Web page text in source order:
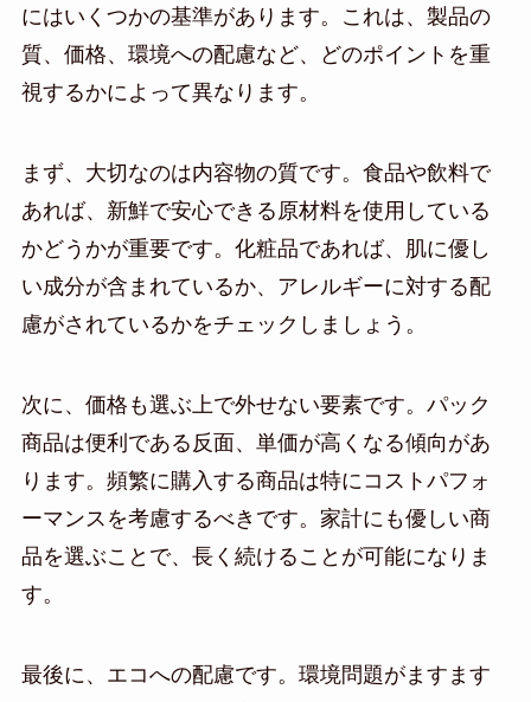
にはいくつかの基準があります。これは、製品の
質、価格、環境への配慮など、どのポイントを重
視するかによって異なります。
まず、大切なのは内容物の質です。食品や飲料で
あれば、新鮮で安心できる原材料を使用している
かどうかが重要です。化粧品であれば、肌に優し
い成分が含まれているか、アレルギーに対する配
慮がされているかをチェックしましょう。
次に、価格も選ぶ上で外せない要素です。パック
商品は便利である反面、単価が高くなる傾向があ
ります。頻繁に購入する商品は特にコストパフォ
ーマンスを考慮するべきです。家計にも優しい商
品を選ぶことで、長く続けることが可能になりま
す。
最後に、エコへの配慮です。環境問題がますます